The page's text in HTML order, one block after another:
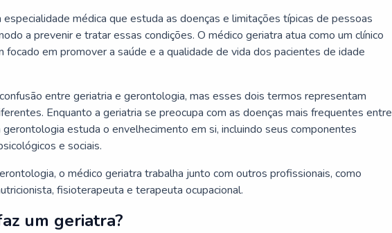
especialidade médica que estuda as doenças e limitações típicas de pessoas
a prevenir e tratar essas condições. O médico geriatra atua como um clínico
focado em promover a saúde e a qualidade de vida dos pacientes de idade
entre geriatria e gerontologia, mas esses dois termos representam
Enquanto a geriatria se preocupa com as doenças mais frequentes entre
gerontologia estuda o envelhecimento em si, incluindo seus componentes
e sociais.
o médico geriatra trabalha junto com outros profissionais, como
fisioterapeuta e terapeuta ocupacional.
um geriatra?